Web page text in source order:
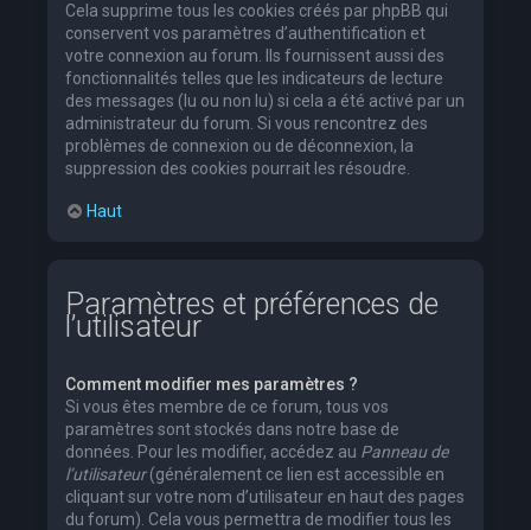
Cela supprime tous les cookies créés par phpBB qui
conservent vos paramètres d’authentification et
votre connexion au forum. Ils fournissent aussi des
fonctionnalités telles que les indicateurs de lecture
des messages (lu ou non lu) si cela a été activé par un
administrateur du forum. Si vous rencontrez des
problèmes de connexion ou de déconnexion, la
suppression des cookies pourrait les résoudre.
Haut
Paramètres et préférences de
l’utilisateur
Comment modifier mes paramètres ?
Si vous êtes membre de ce forum, tous vos
paramètres sont stockés dans notre base de
données. Pour les modifier, accédez au Panneau de
l’utilisateur(généralement ce lien est accessible en
cliquant sur votre nom d’utilisateur en haut des pages
du forum). Cela vous permettra de modifier tous les